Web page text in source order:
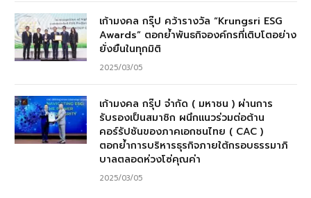
เก้ามงคล กรุ๊ป คว้ารางวัล “Krungsri ESG
Awards” ตอกย้ำพันธกิจองค์กรที่เติบโตอย่าง
ยั่งยืนในทุกมิติ
2025/03/05
เก้ามงคล กรุ๊ป จำกัด ( มหาชน ) ผ่านการ
รับรองเป็นสมาชิก ผนึกแนวร่วมต่อต้าน
คอร์รัปชันของภาคเอกชนไทย ( CAC )
ตอกย้ำการบริหารธุรกิจภายใต้กรอบธรรมาภิ
บาลตลอดห่วงโซ่คุณค่า
2025/03/05